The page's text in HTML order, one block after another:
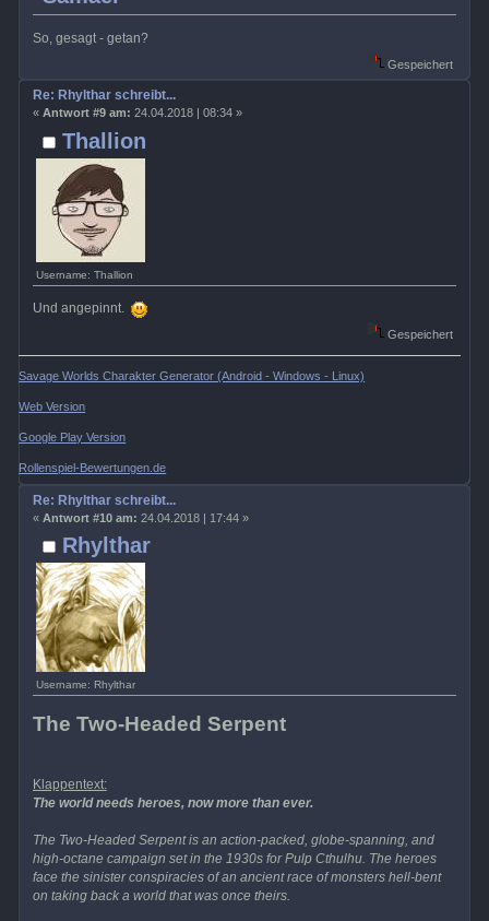
So, gesagt - getan?
Gespeichert
Thallion
Username: Thallion
Re: Rhylthar schreibt...
« Antwort #9 am: 24.04.2018 | 08:34 »
Und angepinnt.
Gespeichert
Savage Worlds Charakter Generator (Android - Windows - Linux)
Web Version
Google Play Version
Rollenspiel-Bewertungen.de
Rhylthar
Username: Rhylthar
Re: Rhylthar schreibt...
« Antwort #10 am: 24.04.2018 | 17:44 »
The Two-Headed Serpent
Klappentext:
The world needs heroes, now more than ever.
The Two-Headed Serpent is an action-packed, globe-spanning, and
high-octane campaign set in the 1930s for Pulp Cthulhu. The heroes
face the sinister conspiracies of an ancient race of monsters hell-bent
on taking back a world that was once theirs.